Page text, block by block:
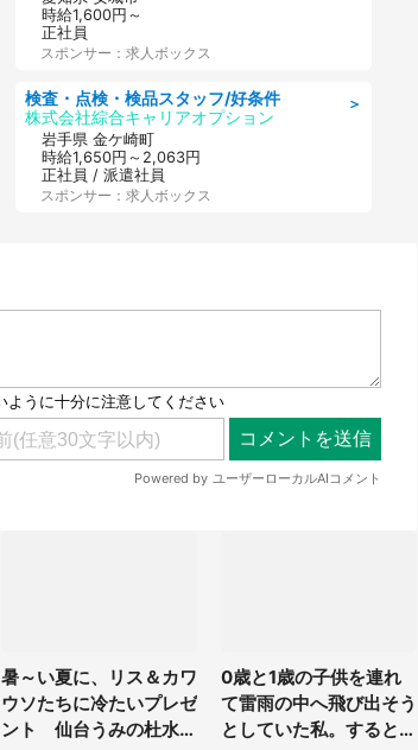
時給1,600円～
正社員
スポンサー：求人ボックス
＞
検査・点検・検品スタッフ/好条件
株式会社綜合キャリアオプション
岩手県 金ケ崎町
時給1,650円～2,063円
正社員 / 派遣社員
スポンサー：求人ボックス
暑～い夏に、リス＆カワ
ウソたちに冷たいプレゼ
ント 仙台うみの杜水族
0歳と1歳の子供を連れ
て雷雨の中へ飛び出そう
としていた私。すると突